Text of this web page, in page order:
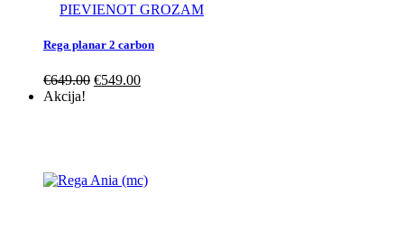
PIEVIENOT GROZAM
Rega planar 2 carbon
€649.00 €549.00
Akcija!